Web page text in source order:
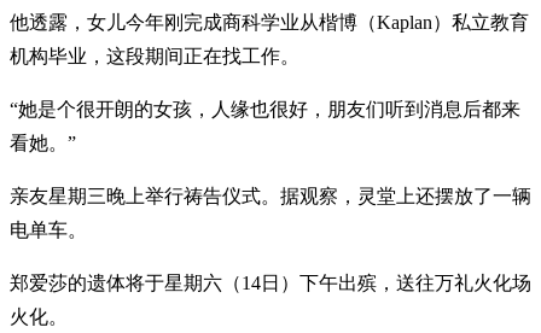
他透露，女儿今年刚完成商科学业从楷博（Kaplan）私立教育
机构毕业，这段期间正在找工作。
“她是个很开朗的女孩，人缘也很好，朋友们听到消息后都来
看她。”
亲友星期三晚上举行祷告仪式。据观察，灵堂上还摆放了一辆
电单车。
郑爱莎的遗体将于星期六（14日）下午出殡，送往万礼火化场
火化。